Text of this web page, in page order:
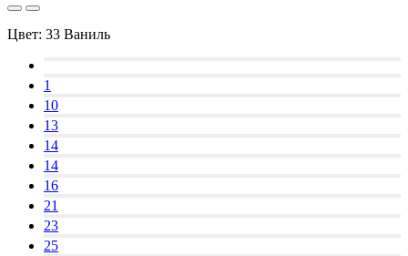
Цвет: 33 Ваниль
1
10
13
14
14
16
21
23
25